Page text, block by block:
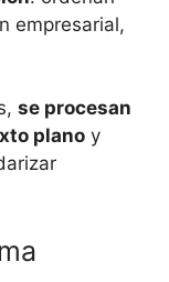
empresarial,
se procesan
plano y